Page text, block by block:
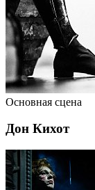
Основная сцена
Дон Кихот